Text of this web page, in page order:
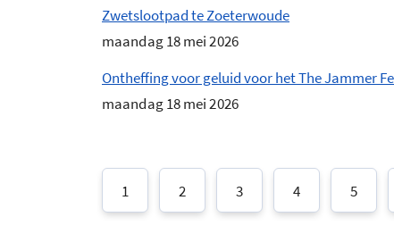
Zwetslootpad te Zoeterwoude
maandag 18 mei 2026
Ontheffing voor geluid voor het The Jammer
maandag 18 mei 2026
1 2 3 4 5